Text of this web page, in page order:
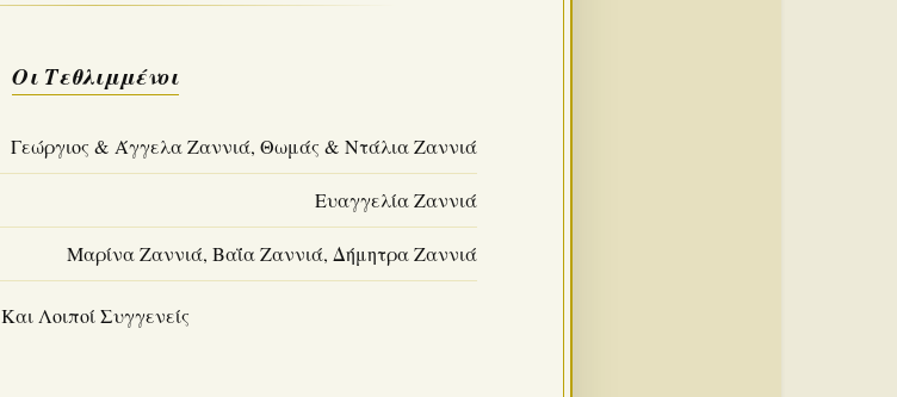
Οι Τεθλιμμένοι
Γεώργιος & Άγγελα Ζαννιά, Θωμάς & Ντάλια Ζαννιά
Ευαγγελία Ζαννιά
Μαρίνα Ζαννιά, Βαΐα Ζαννιά, Δήμητρα Ζαννιά
Και Λοιποί Συγγενείς